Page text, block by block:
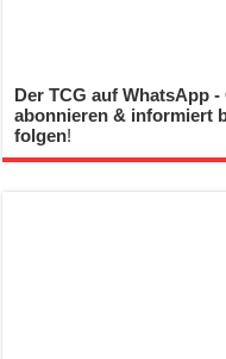
Der TCG auf WhatsApp
abonnieren & informiert
folgen!